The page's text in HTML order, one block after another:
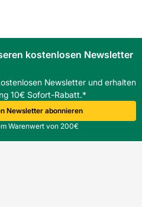
kostenlosen Newsletter
Newsletter und erhalten
10€ Sofort-Rabatt.*
Newsletter abonnieren
Warenwert von 200€